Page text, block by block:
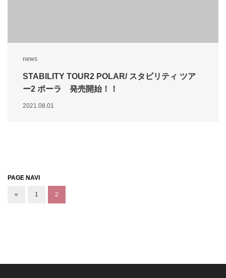
news
STABILITY TOUR2 POLAR/ スタビリティ ツア
ー2 ポーラ 発売開始！！
2021.08.01
PAGE NAVI
« 1 2